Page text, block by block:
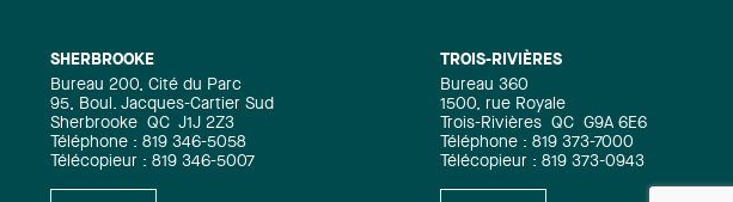
SHERBROOKE
Bureau 200, Cité du Parc
95, Boul. Jacques-Cartier Sud
Sherbrooke QC J1J 2Z3
Téléphone : 819 346-5058
Télécopieur : 819 346-5007
TROIS-RIVIÈRES
Bureau 360
1500, rue Royale
Trois-Rivières QC G9A 6E6
Téléphone : 819 373-7000
Télécopieur : 819 373-0943